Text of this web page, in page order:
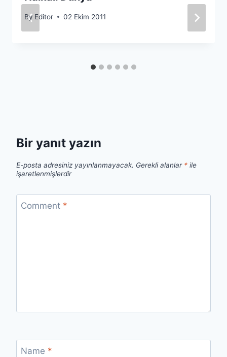
By Editor 02 Ekim 2011
Bir yanıt yazın
E-posta adresiniz yayınlanmayacak. Gerekli alanlar * ile
işaretlenmişlerdir
Comment *
Name *